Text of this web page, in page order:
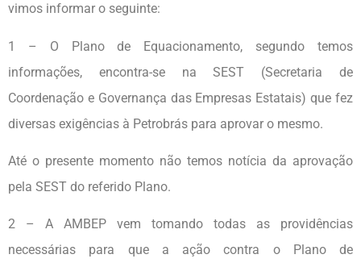
vimos informar o seguinte:
1 – O Plano de Equacionamento, segundo temos
informações, encontra-se na SEST (Secretaria de
Coordenação e Governança das Empresas Estatais) que fez
diversas exigências à Petrobrás para aprovar o mesmo.
Até o presente momento não temos notícia da aprovação
pela SEST do referido Plano.
2 – A AMBEP vem tomando todas as providências
necessárias para que a ação contra o Plano de